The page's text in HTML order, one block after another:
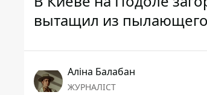
вытащил из
Аліна Балабан
ЖУРНАЛІСТ